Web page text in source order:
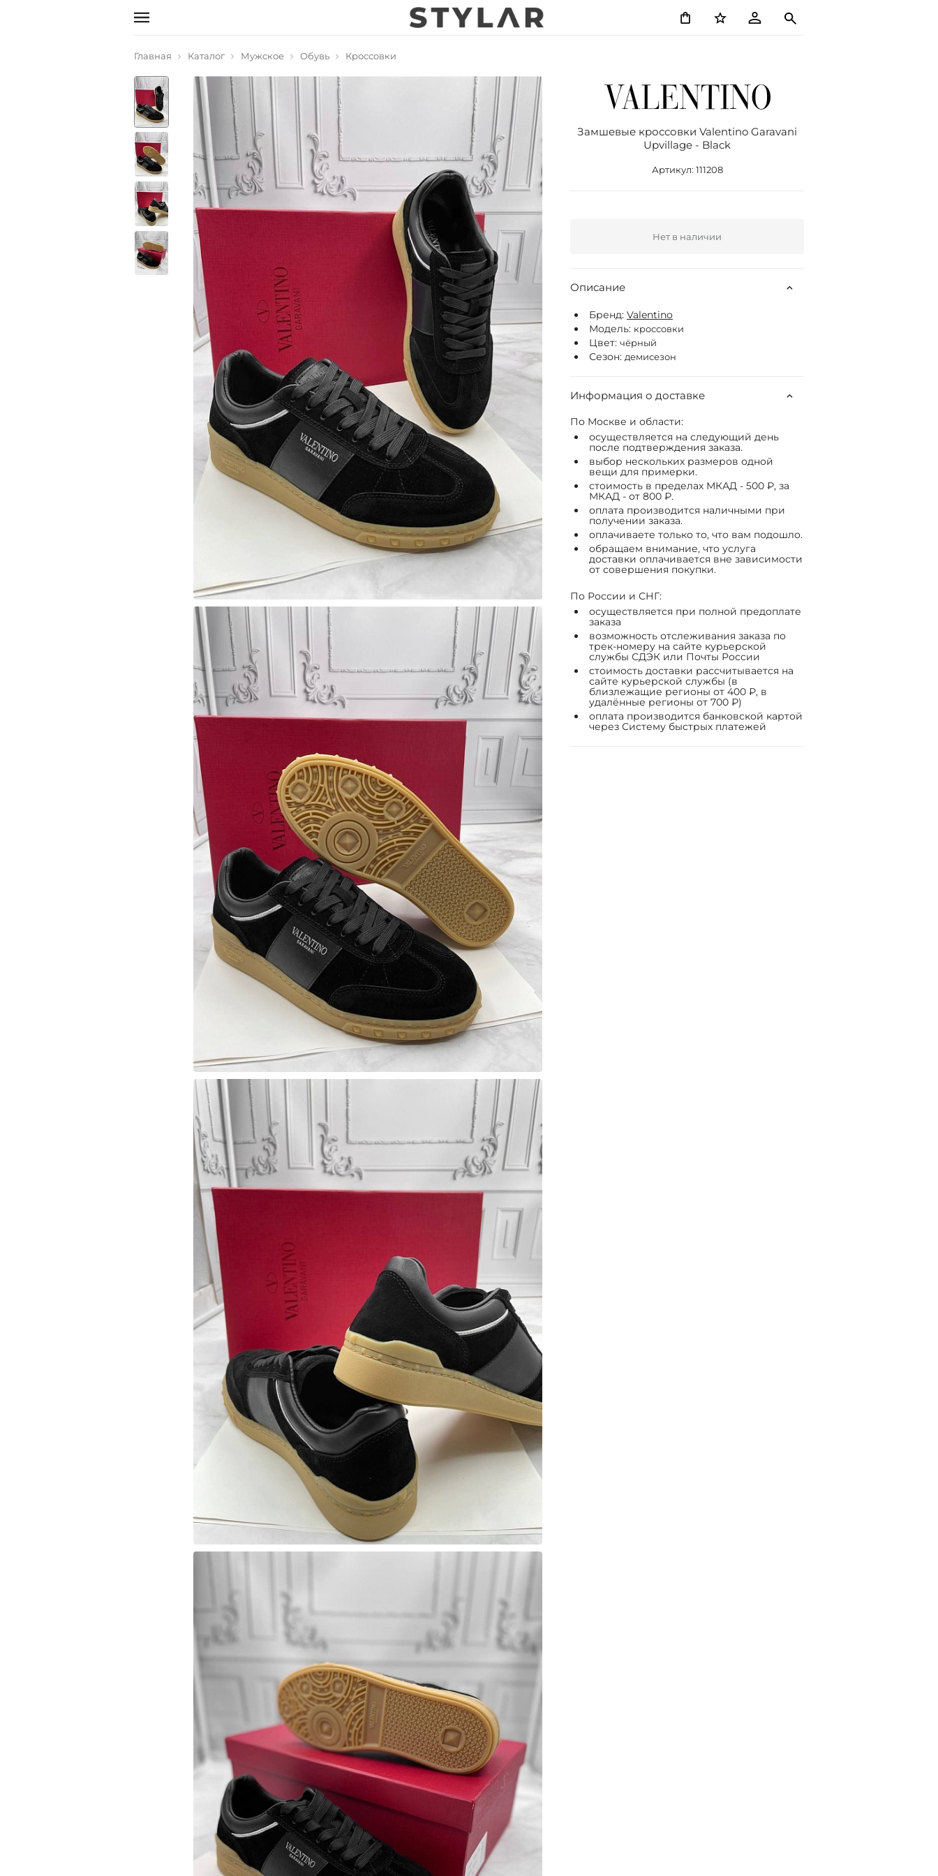
Главная Каталог Мужское Обувь Кроссовки
Замшевые кроссовки Valentino Garavani
Upvillage - Black
Артикул: 111208
Нет в наличии
Описание
Бренд: Valentino
Модель: кроссовки
Цвет: чёрный
Сезон: демисезон
Информация о доставке
По Москве и области:
осуществляется на следующий день
после подтверждения заказа.
выбор нескольких размеров одной
вещи для примерки.
стоимость в пределах МКАД - 500 ₽, за
МКАД - от 800 ₽.
оплата производится наличными при
получении заказа.
оплачиваете только то, что вам подошло.
обращаем внимание, что услуга
доставки оплачивается вне зависимости
от совершения покупки.
По России и СНГ:
осуществляется при полной предоплате
заказа
возможность отслеживания заказа по
трек-номеру на сайте курьерской
службы СДЭК или Почты России
стоимость доставки рассчитывается на
сайте курьерской службы (в
близлежащие регионы от 400 ₽, в
удалённые регионы от 700 ₽)
оплата производится банковской картой
через Систему быстрых платежей